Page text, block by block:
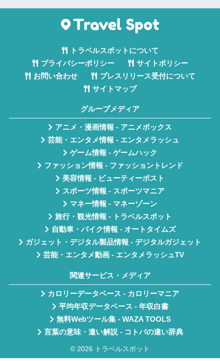
トラベルスポットについて
プライバシーポリシー
サイトポリシー
お問い合わせ
プレスリリース受付について
サイトマップ
グループメディア
アニメ・漫画情報 - アニメボックス
芸能・エンタメ情報 - エンタメラッシュ
ゲーム情報 - ゲームハック
ファッション情報 - ファッショントレンド
美容情報 - ビューティーポスト
スポーツ情報 - スポーツマニア
マネー情報 - マネーゾーン
旅行・観光情報 - トラベルスポット
自動車・バイク情報 - オートタイムズ
ガジェット・デジタル製品情報 - デジタルガジェット
芸能・エンタメ動画 - エンタメラッシュTV
関連サービス・メディア
カロリーデータベース - カロリーマニア
平均年収データベース - 年収白書
無料Webツール集 - WAZA TOOLS
言葉の意味・違い解説 - コトバの違い辞典
© 2026 トラベルスポット